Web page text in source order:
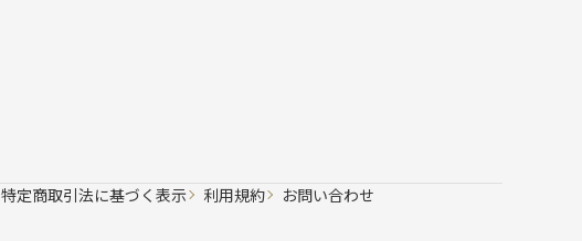
特定商取引法に基づく表示 利用規約 お問い合わせ